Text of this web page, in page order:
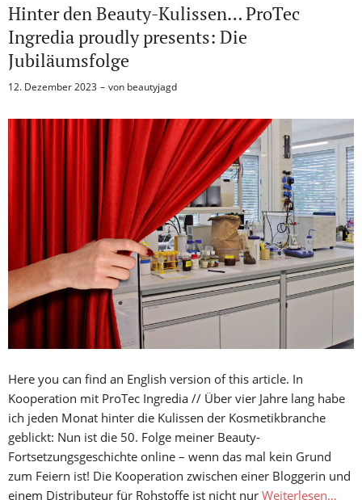
Hinter den Beauty-Kulissen… ProTec
Ingredia proudly presents: Die
Jubiläumsfolge
12. Dezember 2023 von beautyjagd
Here you can find an English version of this article. In
Kooperation mit ProTec Ingredia // Über vier Jahre lang habe
ich jeden Monat hinter die Kulissen der Kosmetikbranche
geblickt: Nun ist die 50. Folge meiner Beauty-
Fortsetzungsgeschichte online – wenn das mal kein Grund
zum Feiern ist! Die Kooperation zwischen einer Bloggerin und
einem Distributeur für Rohstoffe ist nicht nur Weiterlesen…